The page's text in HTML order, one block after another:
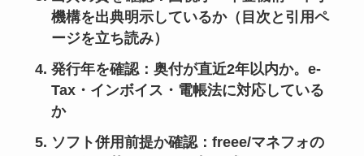
機構を出典明示しているか（目次と引用ペ
ージを立ち読み）
発行年を確認：奥付が直近2年以内か。e-
Tax・インボイス・電帳法に対応している
か
ソフト併用前提か確認：freee/マネフォの